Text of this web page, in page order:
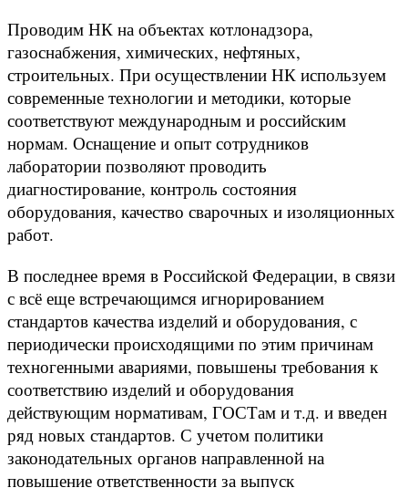
Проводим НК на объектах котлонадзора,
газоснабжения, химических, нефтяных,
строительных. При осуществлении НК используем
современные технологии и методики, которые
соответствуют международным и российским
нормам. Оснащение и опыт сотрудников
лаборатории позволяют проводить
диагностирование, контроль состояния
оборудования, качество сварочных и изоляционных
работ.
В последнее время в Российской Федерации, в связи
с всё еще встречающимся игнорированием
стандартов качества изделий и оборудования, с
периодически происходящими по этим причинам
техногенными авариями, повышены требования к
соответствию изделий и оборудования
действующим нормативам, ГОСТам и т.д. и введен
ряд новых стандартов. С учетом политики
законодательных органов направленной на
повышение ответственности за выпуск